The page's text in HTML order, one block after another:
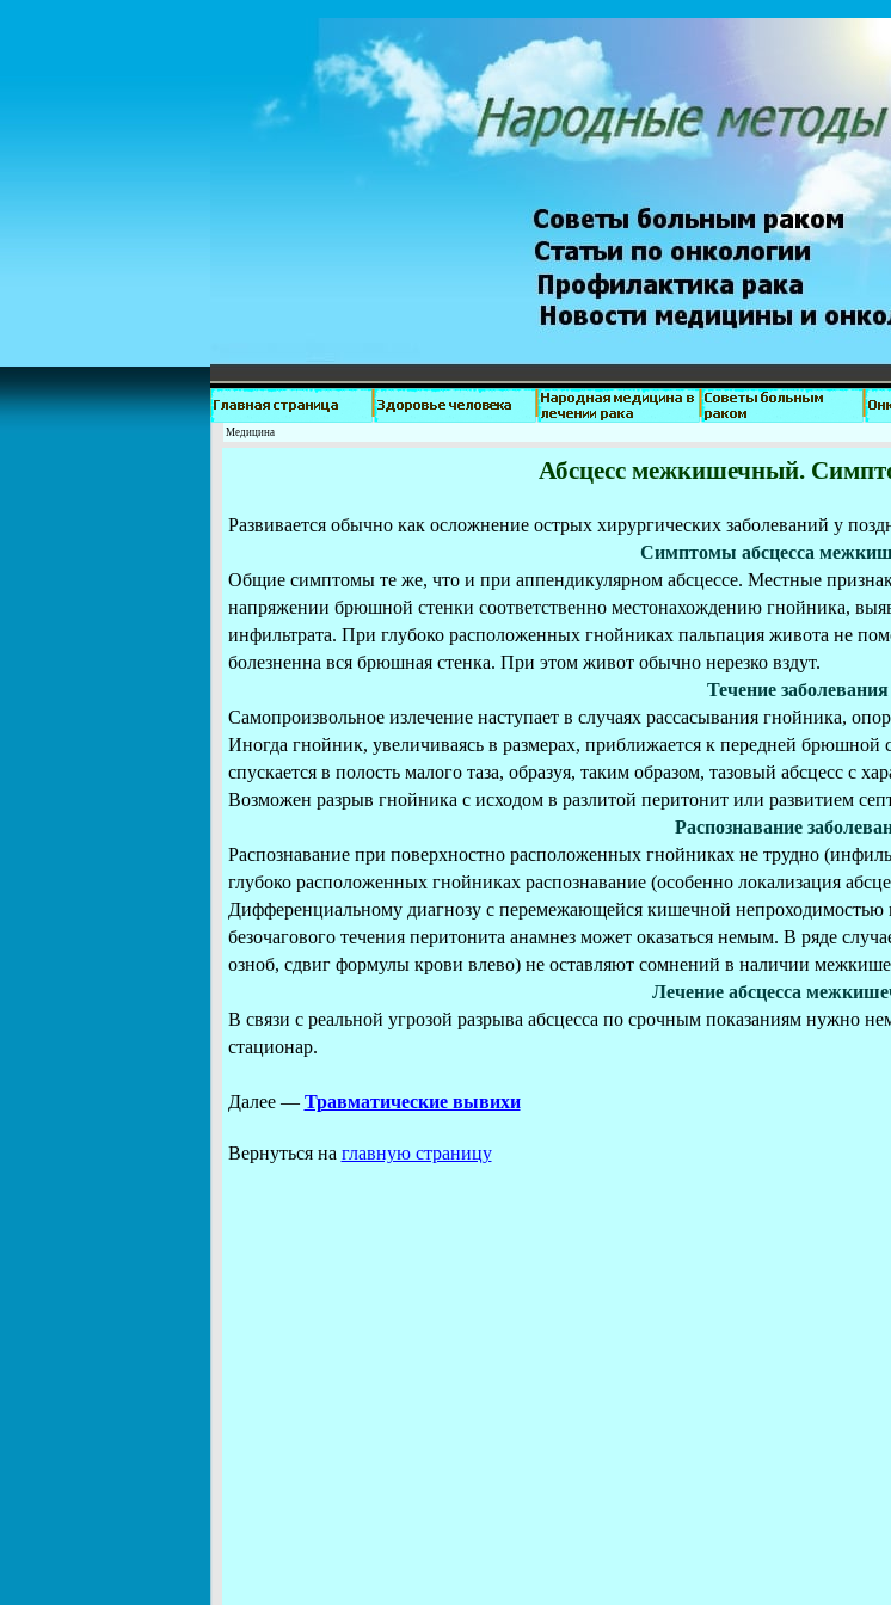
Медицина
Абсцесс межкишечный.
Развивается обычно как осложнение острых хирургических заболеваний у
Симптомы абсцесса
Общие симптомы те же, что и при аппендикулярном абсцессе. Местные
напряжении брюшной стенки соответственно местонахождению гнойника,
инфильтрата. При глубоко расположенных гнойниках пальпация живота не
болезненна вся брюшная стенка. При этом живот обычно нерезко вздут.
Течение заболевания
Самопроизвольное излечение наступает в случаях рассасывания гнойника,
Иногда гнойник, увеличиваясь в размерах, приближается к передней брюшной
спускается в полость малого таза, образуя, таким образом, тазовый абсцесс с
Возможен разрыв гнойника с исходом в разлитой перитонит или развитием
Распознавание
Распознавание при поверхностно расположенных гнойниках не трудно
глубоко расположенных гнойниках распознавание (особенно локализация
Дифференциальному диагнозу с перемежающейся кишечной непроходимостью
безочагового течения перитонита анамнез может оказаться немым. В ряде
озноб, сдвиг формулы крови влево) не оставляют сомнений в наличии
Лечение абсцесса
В связи с реальной угрозой разрыва абсцесса по срочным показаниям нужно
стационар.
Далее — Травматические вывихи
Вернуться на главную страницу